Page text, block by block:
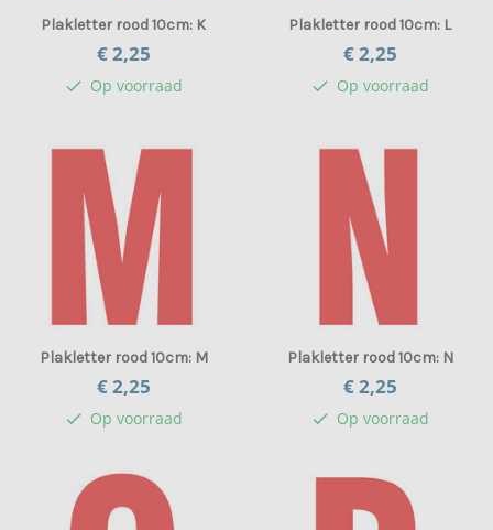
Plakletter rood 10cm: K
€ 2,25
check Op voorraad
Plakletter rood 10cm: L
€ 2,25
check Op voorraad
Plakletter rood 10cm: M
€ 2,25
check Op voorraad
Plakletter rood 10cm: N
€ 2,25
check Op voorraad